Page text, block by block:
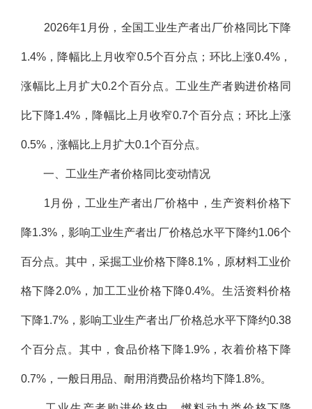
2026年1月份，全国工业生产者出厂价格同比下降
1.4%，降幅比上月收窄0.5个百分点；环比上涨0.4%，
涨幅比上月扩大0.2个百分点。工业生产者购进价格同
比下降1.4%，降幅比上月收窄0.7个百分点；环比上涨
0.5%，涨幅比上月扩大0.1个百分点。
一、工业生产者价格同比变动情况
1月份，工业生产者出厂价格中，生产资料价格下
降1.3%，影响工业生产者出厂价格总水平下降约1.06个
百分点。其中，采掘工业价格下降8.1%，原材料工业价
格下降2.0%，加工工业价格下降0.4%。生活资料价格
下降1.7%，影响工业生产者出厂价格总水平下降约0.38
个百分点。其中，食品价格下降1.9%，衣着价格下降
0.7%，一般日用品、耐用消费品价格均下降1.8%。